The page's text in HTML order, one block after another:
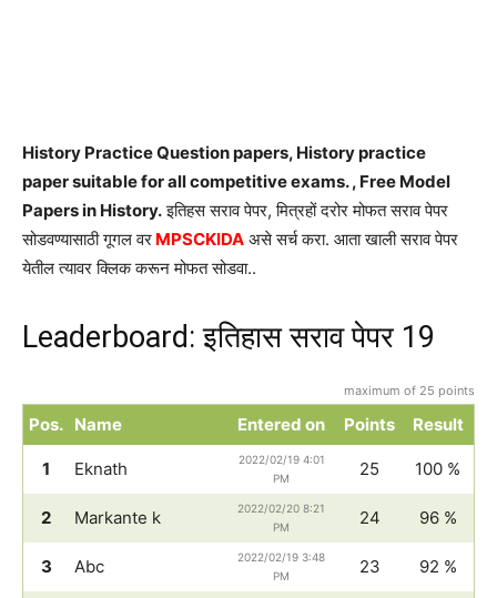
History Practice Question papers, History practice
paper suitable for all competitive exams. , Free Model
Papers in History.इतिहस सराव पेपर, मित्रहों दरोर मोफत सराव पेपर
सोडवण्यासाठी गूगल वर MPSCKIDA असे सर्च करा. आता खाली सराव पेपर
येतील त्यावर क्लिक करून मोफत सोडवा..
Leaderboard: इतिहास सराव पेपर 19
maximum of 25 points
Pos. Name Entered on Points Result
1 Eknath
2022/02/19 4:01
PM
25 100 %
2 Markante k
2022/02/20 8:21
PM
24 96 %
3 Abc
2022/02/19 3:48
PM
23 92 %